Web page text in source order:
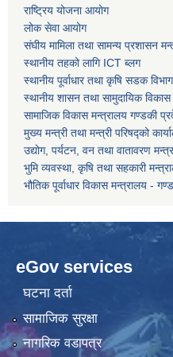
राष्ट्रिय योजना आयोग
लोक सेवा आयोग
संघीय मामिला तथा सामन्य प्रशासन
स्थानीय तहको लागि ICT ब्लग
स्थानीय पूर्वाधार तथा कृषि सडक विभाग
स्थानीय शासन तथा सामुदायिक विकास
सामाजिक विकास मन्त्रालय गण्डकी
मुख्य मन्त्री तथा मन्त्री परिषद्को
उद्योग, पर्यटन, वन तथा वातावरण
भुमि व्यवस्था, कृषि तथा सहकारी
भौतिक पूर्वाधार विकास मन्त्रालय -
eGov services
घटना दर्ता
सामाजिक सुरक्षा
नागरिक वडापत्र